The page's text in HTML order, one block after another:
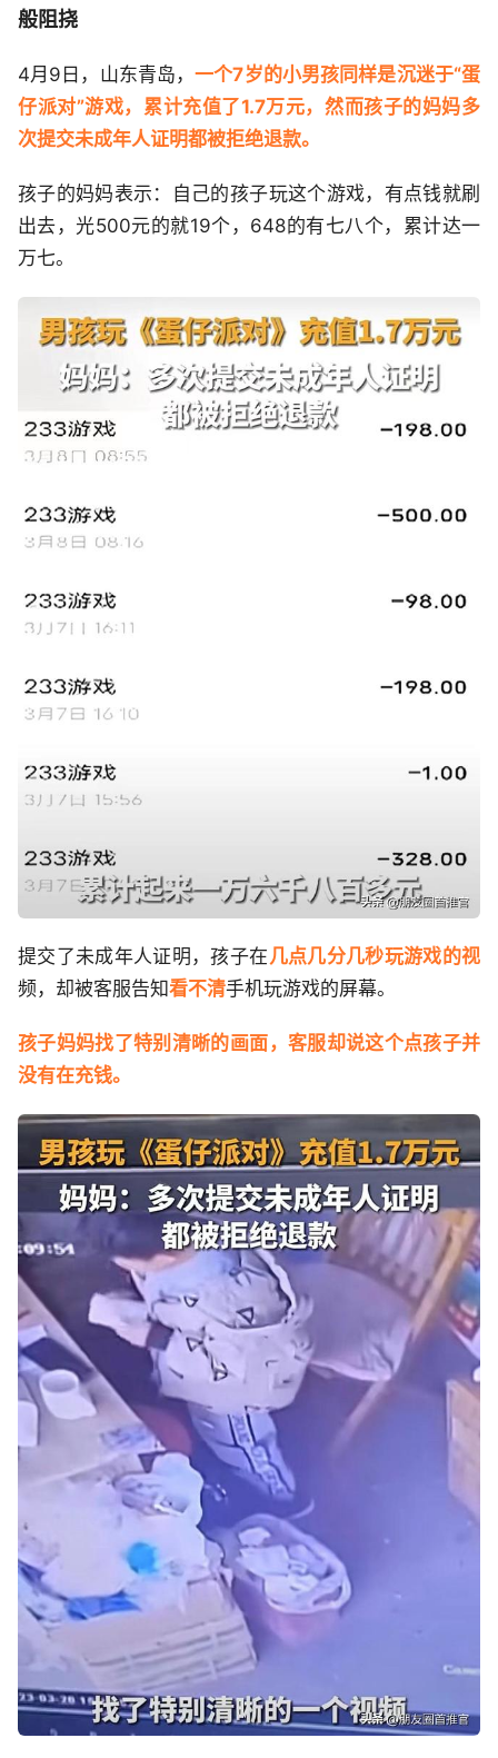
般阻挠
4月9日，山东青岛，一个7岁的小男孩同样是沉迷于“蛋
仔派对”游戏，累计充值了1.7万元，然而孩子的妈妈多
次提交未成年人证明都被拒绝退款。
孩子的妈妈表示：自己的孩子玩这个游戏，有点钱就刷
出去，光500元的就19个，648的有七八个，累计达一
万七。
提交了未成年人证明，孩子在几点几分几秒玩游戏的视
频，却被客服告知看不清手机玩游戏的屏幕。
孩子妈妈找了特别清晰的画面，客服却说这个点孩子并
没有在充钱。